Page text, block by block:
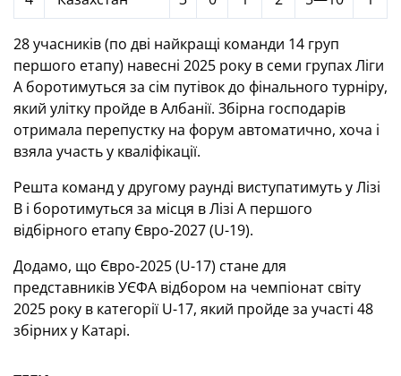
28 учасників (по дві найкращі команди 14 груп
першого етапу) навесні 2025 року в семи групах Ліги
А боротимуться за сім путівок до фінального турніру,
який улітку пройде в Албанії. Збірна господарів
отримала перепустку на форум автоматично, хоча і
взяла участь у кваліфікації.
Решта команд у другому раунді виступатимуть у Лізі
В і боротимуться за місця в Лізі А першого
відбірного етапу Євро-2027 (U-19).
Додамо, що Євро-2025 (U-17) стане для
представників УЄФА відбором на чемпіонат світу
2025 року в категорії U-17, який пройде за участі 48
збірних у Катарі.